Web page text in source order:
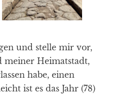
und stelle mir vor,
meiner Heimatstadt,
habe, einen
ist es das Jahr (78)